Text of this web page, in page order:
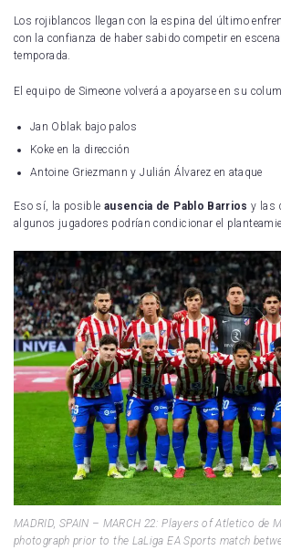
Los rojiblancos llegan con la espina del último
con la confianza de haber sabido competir en
temporada.
El equipo de Simeone volverá a apoyarse en su
Jan Oblak bajo palos
Koke en la dirección
Antoine Griezmann y Julián Álvarez en ataque
Eso sí, la posible ausencia de Pablo Barrios y las
algunos jugadores podrían condicionar el
MADRID, SPAIN – MARCH 22: Players of Atletico de
photograph prior to the LaLiga EA Sports match